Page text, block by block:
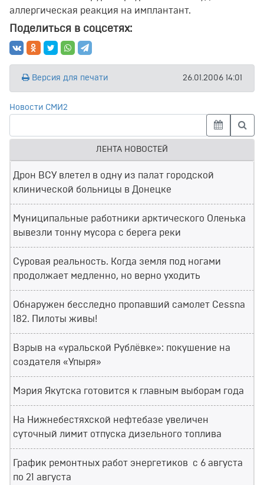
аллергическая реакция на имплантант.
Поделиться в соцсетях:
Версия для печати 26.01.2006 14:01
Новости СМИ2
ЛЕНТА НОВОСТЕЙ
Дрон ВСУ влетел в одну из палат городской
клинической больницы в Донецке
Муниципальные работники арктического Оленька
вывезли тонну мусора с берега реки
Суровая реальность. Когда земля под ногами
продолжает медленно, но верно уходить
Обнаружен бесследно пропавший самолет Cessna
182. Пилоты живы!
Взрыв на «уральской Рублёвке»: покушение на
создателя «Упыря»
Мэрия Якутска готовится к главным выборам года
На Нижнебестяхской нефтебазе увеличен
суточный лимит отпуска дизельного топлива
График ремонтных работ энергетиков с 6 августа
по 21 августа